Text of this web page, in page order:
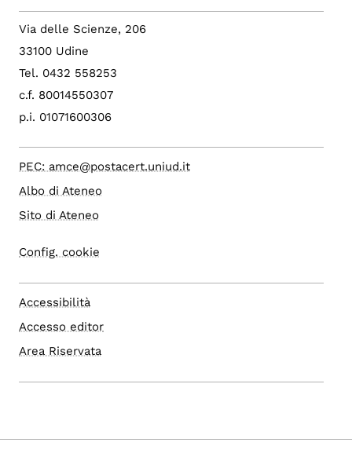
Via delle Scienze, 206
33100 Udine
Tel. 0432 558253
c.f. 80014550307
p.i. 01071600306
PEC: amce@postacert.uniud.it
Albo di Ateneo
Sito di Ateneo
Config. cookie
Accessibilità
Accesso editor
Area Riservata